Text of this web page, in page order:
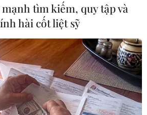
chi gần 50 triệu đồng
tìm kiếm, quy tập và
hài cốt liệt sỹ